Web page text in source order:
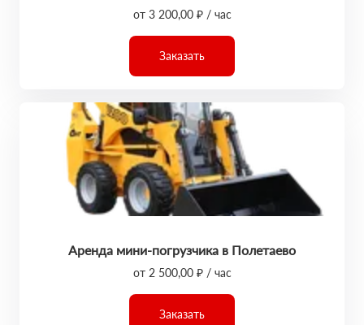
от 3 200,00 ₽ / час
Заказать
Аренда мини-погрузчика в Полетаево
от 2 500,00 ₽ / час
Заказать